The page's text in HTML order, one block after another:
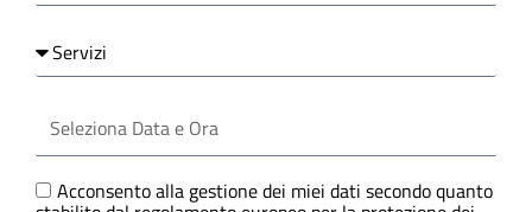
Servizi
Data
e
GDPR
Acconsento alla gestione dei miei dati secondo quanto